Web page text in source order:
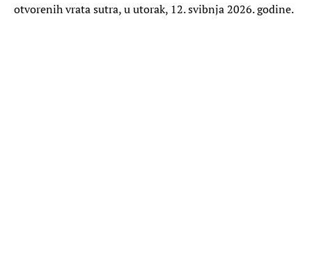
otvorenih vrata sutra, u utorak, 12. svibnja 2026. godine.